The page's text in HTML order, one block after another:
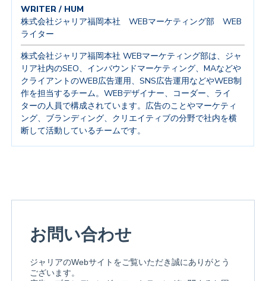
WRITER / HUM
株式会社ジャリア福岡本社 WEBマーケティング部 WEB
ライター
株式会社ジャリア福岡本社 WEBマーケティング部は、ジャ
リア社内のSEO、インバウンドマーケティング、MAなどや
クライアントのWEB広告運用、SNS広告運用などやWEB制
作を担当するチーム。WEBデザイナー、コーダー、ライ
ターの人員で構成されています。広告のことやマーケティ
ング、ブランディング、クリエイティブの分野で社内を横
断して活動しているチームです。